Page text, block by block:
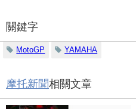
關鍵字
MotoGP YAMAHA
摩托新聞相關文章